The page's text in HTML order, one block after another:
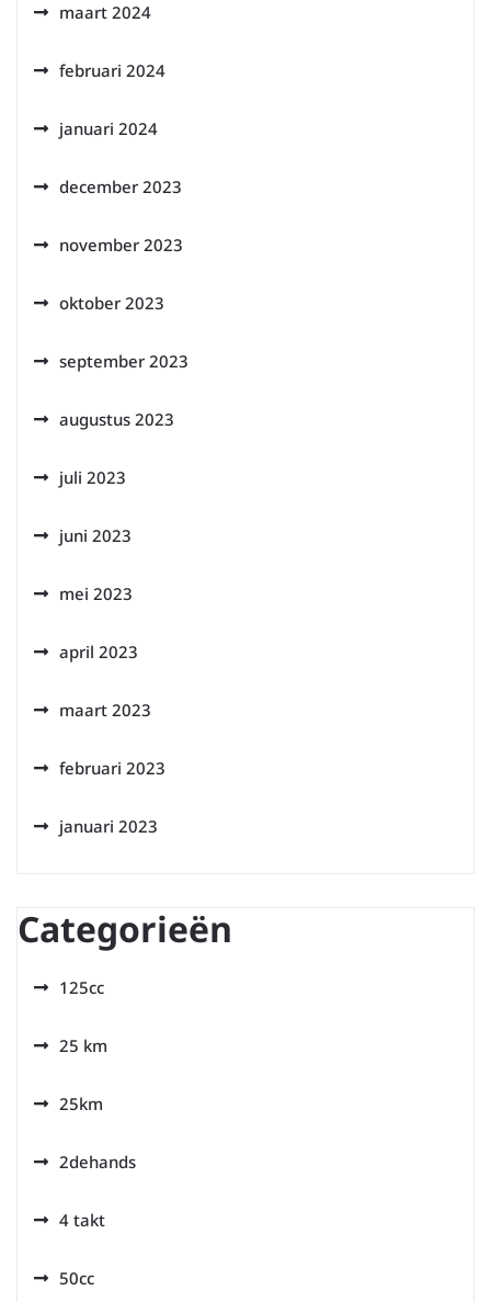
maart 2024
februari 2024
januari 2024
december 2023
november 2023
oktober 2023
september 2023
augustus 2023
juli 2023
juni 2023
mei 2023
april 2023
maart 2023
februari 2023
januari 2023
Categorieën
125cc
25 km
25km
2dehands
4 takt
50cc